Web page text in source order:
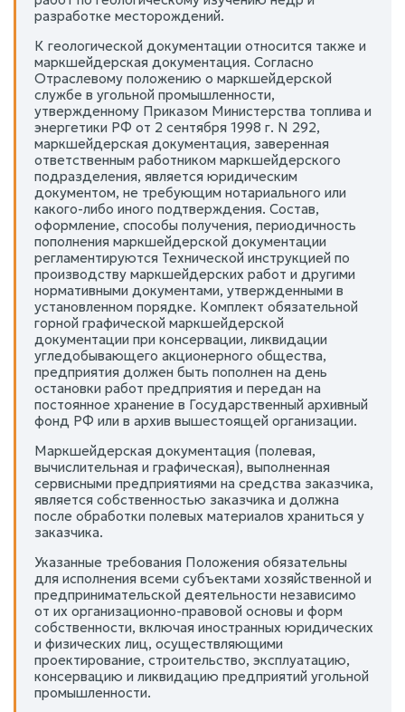
разработке месторождений.
К геологической документации относится также и
маркшейдерская документация. Согласно
Отраслевому положению о маркшейдерской
службе в угольной промышленности,
утвержденному Приказом Министерства топлива и
энергетики РФ от 2 сентября 1998 г. N 292,
маркшейдерская документация, заверенная
ответственным работником маркшейдерского
подразделения, является юридическим
документом, не требующим нотариального или
какого-либо иного подтверждения. Состав,
оформление, способы получения, периодичность
пополнения маркшейдерской документации
регламентируются Технической инструкцией по
производству маркшейдерских работ и другими
нормативными документами, утвержденными в
установленном порядке. Комплект обязательной
горной графической маркшейдерской
документации при консервации, ликвидации
угледобывающего акционерного общества,
предприятия должен быть пополнен на день
остановки работ предприятия и передан на
постоянное хранение в Государственный архивный
фонд РФ или в архив вышестоящей организации.
Маркшейдерская документация (полевая,
вычислительная и графическая), выполненная
сервисными предприятиями на средства заказчика,
является собственностью заказчика и должна
после обработки полевых материалов храниться у
заказчика.
Указанные требования Положения обязательны
для исполнения всеми субъектами хозяйственной и
предпринимательской деятельности независимо
от их организационно-правовой основы и форм
собственности, включая иностранных юридических
и физических лиц, осуществляющими
проектирование, строительство, эксплуатацию,
консервацию и ликвидацию предприятий угольной
промышленности.